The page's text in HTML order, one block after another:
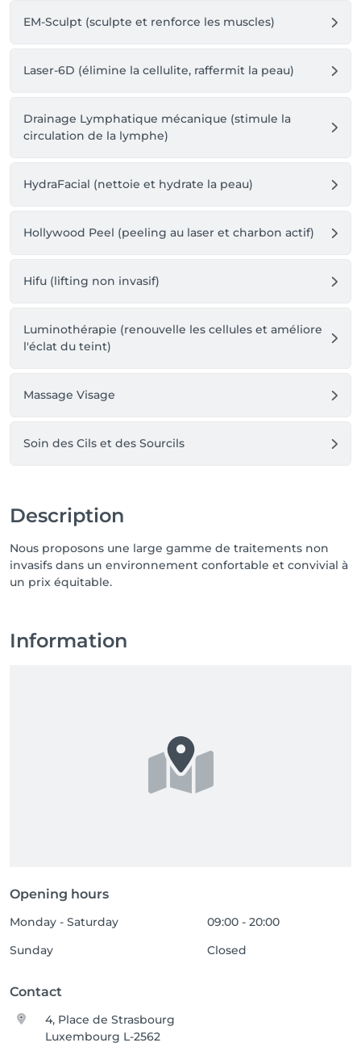
EM-Sculpt (sculpte et renforce les muscles)
Laser-6D (élimine la cellulite, raffermit la peau)
Drainage Lymphatique mécanique (stimule la
circulation de la lymphe)
HydraFacial (nettoie et hydrate la peau)
Hollywood Peel (peeling au laser et charbon actif)
Hifu (lifting non invasif)
Luminothérapie (renouvelle les cellules et améliore
l'éclat du teint)
Massage Visage
Soin des Cils et des Sourcils
Description
Nous proposons une large gamme de traitements non
invasifs dans un environnement confortable et convivial à
un prix équitable.
Information
Opening hours
Monday - Saturday
09:00 - 20:00
Sunday
Closed
Contact
4, Place de Strasbourg
Luxembourg L-2562